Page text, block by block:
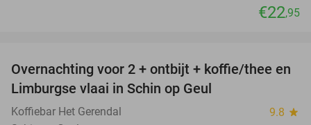
€22,95
39%
Overnachting voor 2 + ontbijt + koffie/thee en
Limburgse vlaai in Schin op Geul
Koffiebar Het Gerendal 9.8 star